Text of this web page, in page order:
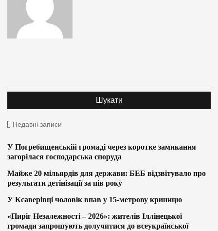
Недавні записи
У Погребищенській громаді через коротке замикання
загорілася господарська споруда
Майже 20 мільярдів для держави: БЕБ відзвітувало про
результати детінізації за пів року
У Ксаверівці чоловік впав у 15-метрову криницю
«Пиріг Незалежності – 2026»: жителів Іллінецької
громади запрошують долучитися до всеукраїнської